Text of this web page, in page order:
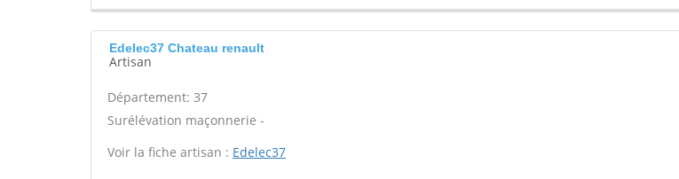
Edelec37 Chateau renault
Artisan
Département: 37
Surélévation maçonnerie -
Voir la fiche artisan : Edelec37